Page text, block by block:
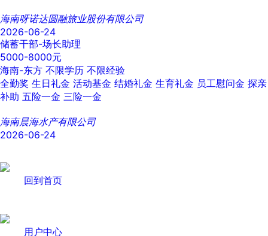
海南呀诺达圆融旅业股份有限公司
2026-06-24
储蓄干部-场长助理
5000-8000元
海南-东方 不限学历 不限经验
全勤奖 生日礼金 活动基金 结婚礼金 生育礼金 员工慰问金 探亲
补助 五险一金 三险一金
海南晨海水产有限公司
2026-06-24
回到首页
用户中心